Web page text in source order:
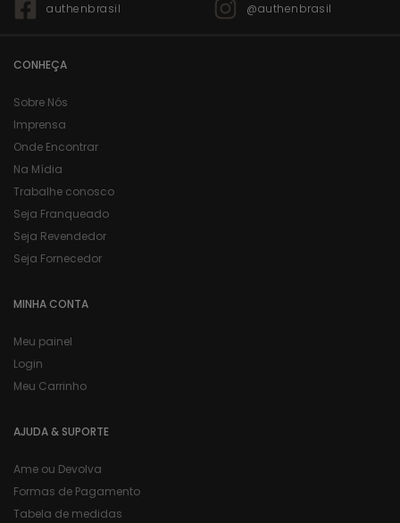
authenbrasil @authenbrasil
CONHEÇA
Sobre Nós
Imprensa
Onde Encontrar
Na Mídia
Trabalhe conosco
Seja Franqueado
Seja Revendedor
Seja Fornecedor
MINHA CONTA
Meu painel
Login
Meu Carrinho
AJUDA & SUPORTE
Ame ou Devolva
Formas de Pagamento
Tabela de medidas